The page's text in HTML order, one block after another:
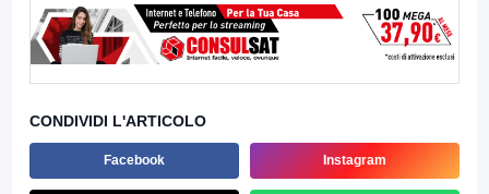
CONDIVIDI L'ARTICOLO
Facebook Instagram